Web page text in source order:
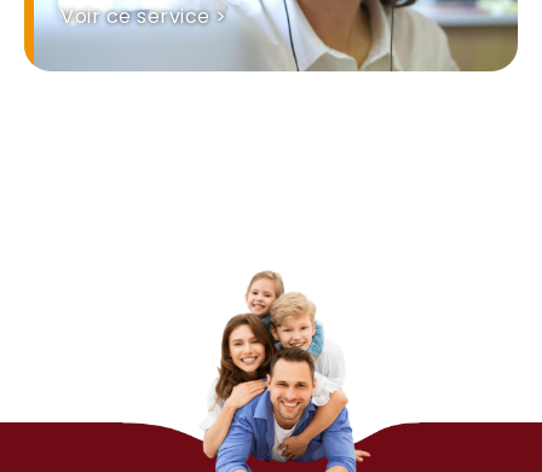
Voir ce service >